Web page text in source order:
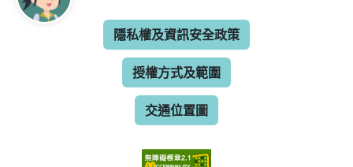
隱私權及資訊安全政策
授權方式及範圍
交通位置圖